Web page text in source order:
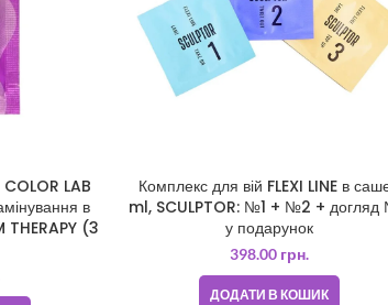
LAB
в
THERAPY (3
Комплекс для вій FLEXI LINE в
ml, SCULPTOR: №1 + №2 +
у подарунок
398.00 грн.
ДОДАТИ В КОШИК